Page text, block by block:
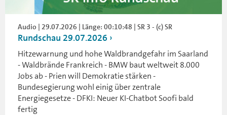
Audio | 29.07.2026 | Länge: 00:10:48 | SR 3 - (c) SR
Rundschau 29.07.2026
Hitzewarnung und hohe Waldbrandgefahr im Saarland
- Waldbrände Frankreich - BMW baut weltweit 8.000
Jobs ab - Prien will Demokratie stärken -
Bundesegierung wohl einig über zentrale
Energiegesetze - DFKI: Neuer KI-Chatbot Soofi bald
fertig